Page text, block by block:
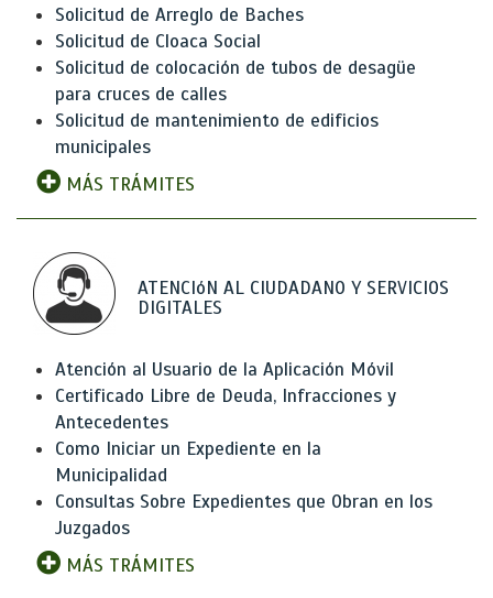
Solicitud de Arreglo de Baches
Solicitud de Cloaca Social
Solicitud de colocación de tubos de desagüe
para cruces de calles
Solicitud de mantenimiento de edificios
municipales
MÁS TRÁMITES
ATENCIóN AL CIUDADANO Y SERVICIOS
DIGITALES
Atención al Usuario de la Aplicación Móvil
Certificado Libre de Deuda, Infracciones y
Antecedentes
Como Iniciar un Expediente en la
Municipalidad
Consultas Sobre Expedientes que Obran en los
Juzgados
MÁS TRÁMITES